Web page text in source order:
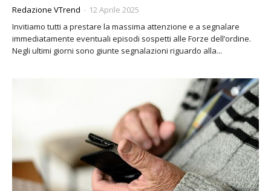
Redazione VTrend - 12 Aprile 2025
Invitiamo tutti a prestare la massima attenzione e a segnalare
immediatamente eventuali episodi sospetti alle Forze dell’ordine.
Negli ultimi giorni sono giunte segnalazioni riguardo alla...